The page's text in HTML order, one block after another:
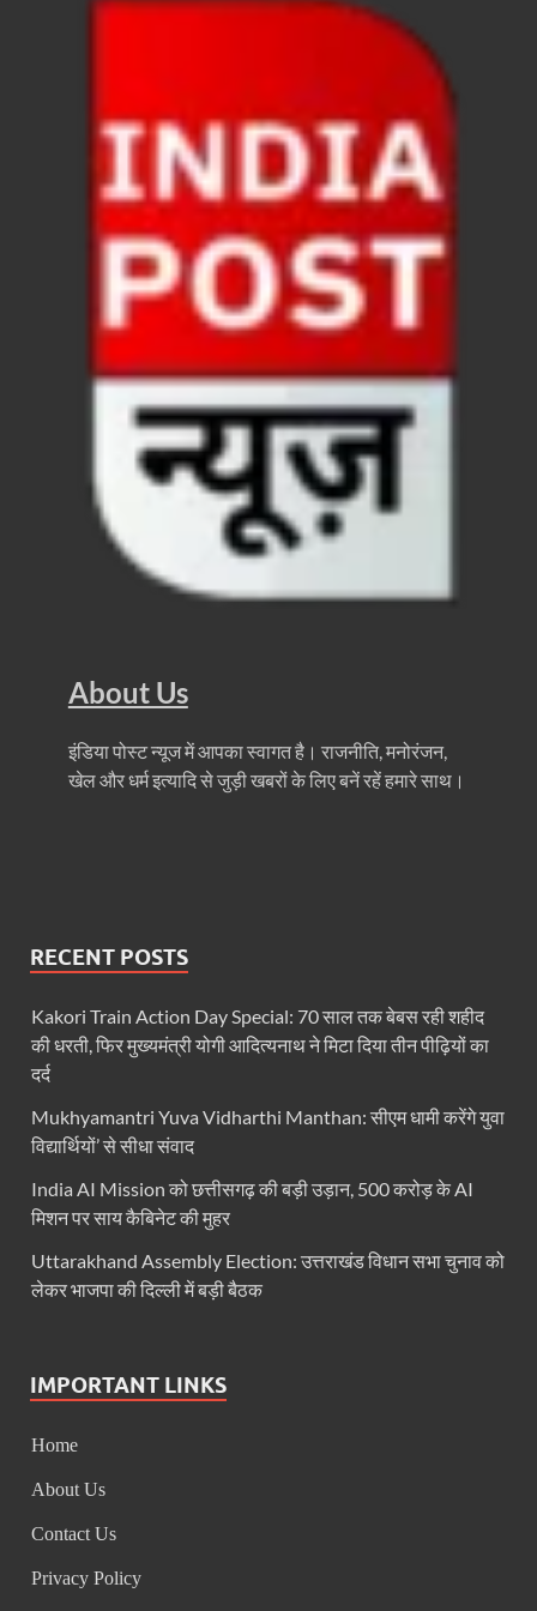
FSSAI: जांच में अंडे पूरी तरह सुरक्षित पाए गए: FSSAI
Anil Vij Statement: कांग्रेस का अविश्वास प्रस्ताव
Chronic Kidney Disease: क्रोनिक किडनी डिजीज
Bihar NDA MP: बिहार एनडीए सांसदों ने बीजेपी राष्ट्रीय
VB G Ram G Bill: बिल फाड़ना लोकतंत्र की हत्या –
Former DGP Prashant Kumar: उत्तर प्रदेश शिक्षा
Indian Railway New Policy: ट्रेन में भी एयरपोर्ट जैसा
Soil To Silk Exhibition: सॉइल टू सिल्क’ की अनूठी
GST Sudhar Book: सामाजिक न्याय, आर्थिक समानता और
UP BJP State President: पंकज चौधरी बने उत्तर प्रदेश
BJP Working President Nitin Nabin: कौन है नितिन
Ummeed Portal: उम्मीद पोर्टल पर यूपी ने रचा
दिल्ली में चमकेगा मध्यप्रदेश – संस्कृति, कला और परंपरा का
Jairam Ramesh On BJP: श्यामा प्रसाद मुखर्जी के
AIIMS Rishikesh: केन्द्रीय स्वास्थ्य मंत्री जेपी नड्डा से
Manas Khand Mala Yojana: मुख्यमंत्री धामी ने किया
Skill Development & Polytechnic Courses:
Haridwar Kumbh: हरिद्वार में होने वाले कुंभ को लेकर बोले
Air Fare Issue: इंडिगो संकट के बीच बढ़े हुए हवाई किराए
UP Detention Centre: यूपी में घुसपैठ हूं पर बड़ी कार्रवाई
About Us
इंडिया पोस्ट न्यूज में आपका स्वागत है। राजनीति, मनोरंजन,
खेल और धर्म इत्यादि से जुड़ी खबरों के लिए बनें रहें हमारे साथ।
RECENT POSTS
Kakori Train Action Day Special: 70 साल तक बेबस रही शहीद
की धरती, फिर मुख्यमंत्री योगी आदित्यनाथ ने मिटा दिया तीन पीढ़ियों का
दर्द
Mukhyamantri Yuva Vidharthi Manthan: सीएम धामी करेंगे युवा
विद्यार्थियों’ से सीधा संवाद
India AI Mission को छत्तीसगढ़ की बड़ी उड़ान, 500 करोड़ के AI
मिशन पर साय कैबिनेट की मुहर
Uttarakhand Assembly Election: उत्तराखंड विधान सभा चुनाव को
लेकर भाजपा की दिल्ली में बड़ी बैठक
IMPORTANT LINKS
Home
About Us
Contact Us
Privacy Policy